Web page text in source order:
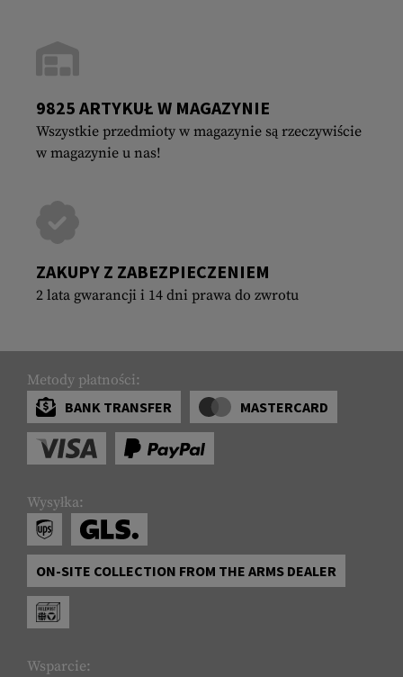
9825 ARTYKUŁ W MAGAZYNIE
Wszystkie przedmioty w magazynie są rzeczywiście
w magazynie u nas!
ZAKUPY Z ZABEZPIECZENIEM
2 lata gwarancji i 14 dni prawa do zwrotu
Metody płatności:
BANK TRANSFER
MASTERCARD
Wysyłka:
ON-SITE COLLECTION FROM THE ARMS DEALER
Wsparcie: